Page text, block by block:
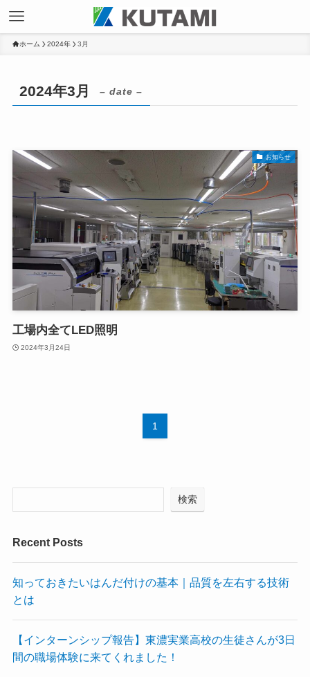
ホーム 2024年 3月
2024年3月 – date –
お知らせ
工場内全てLED照明
2024年3月24日
1
検索
Recent Posts
知っておきたいはんだ付けの基本｜品質を左右する技術
とは
【インターンシップ報告】東濃実業高校の生徒さんが3日
間の職場体験に来てくれました！